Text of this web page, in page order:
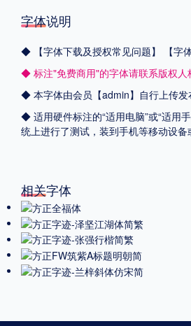
字体说明
◆ 【字体下载及授权常见问题】
【字
◆ 标注"免费商用"的字体请联系版权人
◆ 本字体由会员【admin】自行上传
◆ 适用硬件标注的“适用电脑”或“适用
统上进行了测试，装到手机等移动设
相关字体